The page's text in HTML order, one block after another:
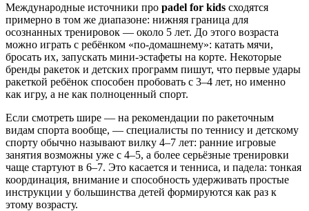
Международные источники про padel for kids сходятся
примерно в том же диапазоне: нижняя граница для
осознанных тренировок — около 5 лет. До этого возраста
можно играть с ребёнком «по‑домашнему»: катать мячи,
бросать их, запускать мини‑эстафеты на корте. Некоторые
бренды ракеток и детских программ пишут, что первые удары
ракеткой ребёнок способен пробовать с 3–4 лет, но именно
как игру, а не как полноценный спорт.
Если смотреть шире — на рекомендации по ракеточным
видам спорта вообще, — специалисты по теннису и детскому
спорту обычно называют вилку 4–7 лет: ранние игровые
занятия возможны уже с 4–5, а более серьёзные тренировки
чаще стартуют в 6–7. Это касается и тенниса, и падела: тонкая
координация, внимание и способность удерживать простые
инструкции у большинства детей формируются как раз к
этому возрасту.